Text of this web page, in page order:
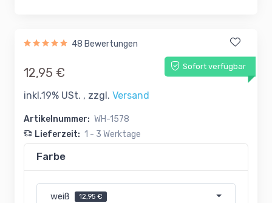
48 Bewertungen
Sofort verfügbar
12,95 €
inkl.19% USt. , zzgl. Versand
Artikelnummer: WH-1578
Lieferzeit: 1 - 3 Werktage
Farbe
weiß 12,95 €